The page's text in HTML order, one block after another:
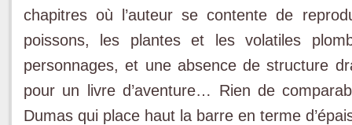
chapitres où l’auteur se contente de
poissons, les plantes et les volatiles
personnages, et une absence de structure
pour un livre d’aventure… Rien de
Dumas qui place haut la barre en terme